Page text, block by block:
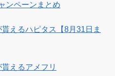
ンペーンまとめ
えるハピタス【8月31日ま
えるアメフリ